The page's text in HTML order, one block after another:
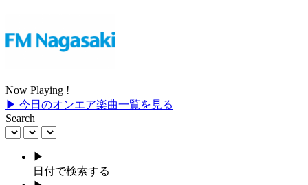
Now Playing !
▶ 今日のオンエア楽曲一覧を見る
Search
▶
日付で検索する